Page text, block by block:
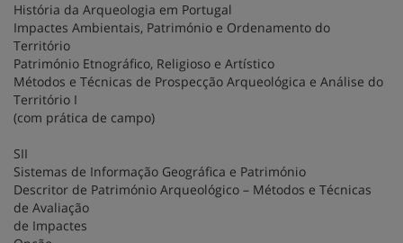
História da Arqueologia em Portugal
Impactes Ambientais, Património e Ordenamento do
Território
Património Etnográfico, Religioso e Artístico
Métodos e Técnicas de Prospecção Arqueológica e Análise do
Território I
(com prática de campo)
SII
Sistemas de Informação Geográfica e Património
Descritor de Património Arqueológico – Métodos e Técnicas
de Avaliação
de Impactes